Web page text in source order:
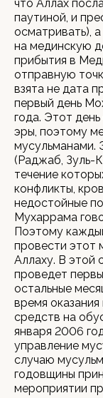
что Аллах
паутиной, и
осматривать),
на мединскую
прибытия в
отправную
взята не дата
первый день
года. Этот
эры, поэтому
мусульманами.
(Раджаб, Зуль-
течение
конфликты,
недостойные
Мухаррама
Поэтому
провести этот
Аллаху. В этой
проведет
остальные
время
средств на
января 2006
управление
случаю
годовщины
мероприятии